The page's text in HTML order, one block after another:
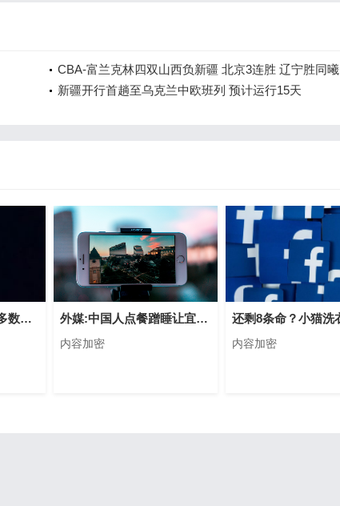
CBA-富兰克林四双山西负新疆 北京3连胜 辽宁胜同曦
新疆开行首趟至乌克兰中欧班列 预计运行15天
美总统弹劾案：参院多数党领袖提议快速审判 外媒:中国人点餐蹭睡让宜家食品部门进账百亿元
内容加密 内容加密